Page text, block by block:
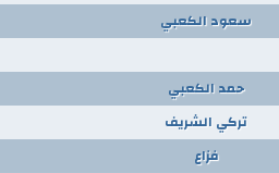
سعود الكعبي
حمد الكعبي
تركي الشريف
فزاع